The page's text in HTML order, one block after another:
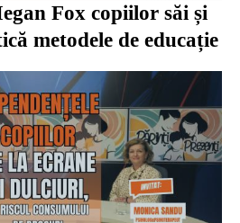
Fox copiilor săi și
metodele de educație